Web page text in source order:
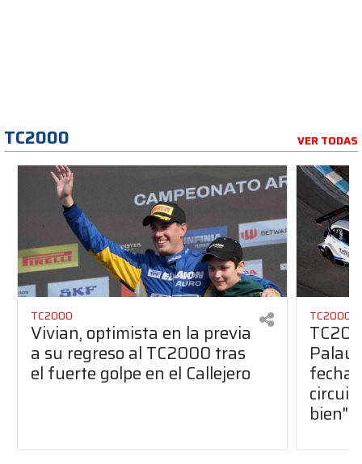
TC2000 VER TODAS
TC2000
Vivian, optimista en la previa
a su regreso al TC2000 tras
el fuerte golpe en el Callejero
TC2000
Palau
fecha
bien"